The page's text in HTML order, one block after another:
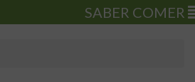
SABER COMER